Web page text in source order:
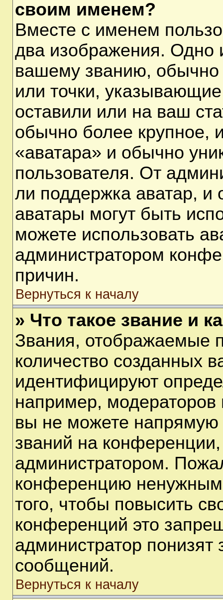
своим именем?
Вместе с именем
два изображения. Одно
вашему званию, обычно
или точки,
оставили или на ваш
обычно более крупное,
«аватара» и обычно
пользователя. От
ли поддержка аватар, и
аватары могут быть
можете использовать
администратором
причин.
Вернуться к началу
» Что такое звание и
Звания, отображаемые
количество созданных
идентифицируют
например,
вы не можете напрямую
званий на
администратором.
конференцию
того, чтобы повысить
конференций это
администратор понизят
сообщений.
Вернуться к началу